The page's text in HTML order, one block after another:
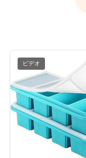
ビデオ